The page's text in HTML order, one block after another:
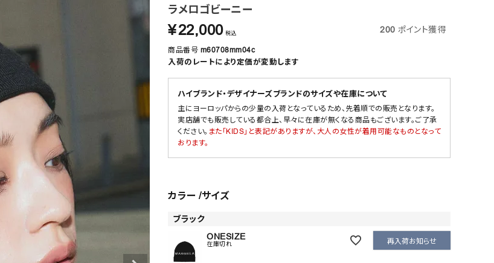
SALE
ラメロゴビーニー
¥22,000 税込 200 ポイント獲得
商品番号 m60708mm04c
入荷のレートにより定価が変動します
ハイブランド・デザイナーズブランドのサイズや在庫について
主にヨーロッパからの少量の入荷となっているため、先着順での販売となります。
実店舗でも販売している都合上、早々に在庫が無くなる商品もございます。ご了承
ください。 また「KIDS」と表記がありますが、大人の女性が着用可能なものとなって
おります。
カラー サイズ
ブラック
ONESIZE
在庫切れ 再入荷お知らせ